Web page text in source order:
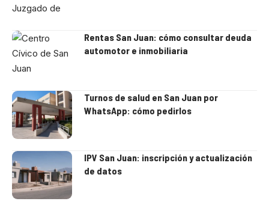
Rentas San Juan: cómo consultar deuda
automotor e inmobiliaria
Turnos de salud en San Juan por
WhatsApp: cómo pedirlos
IPV San Juan: inscripción y actualización
de datos